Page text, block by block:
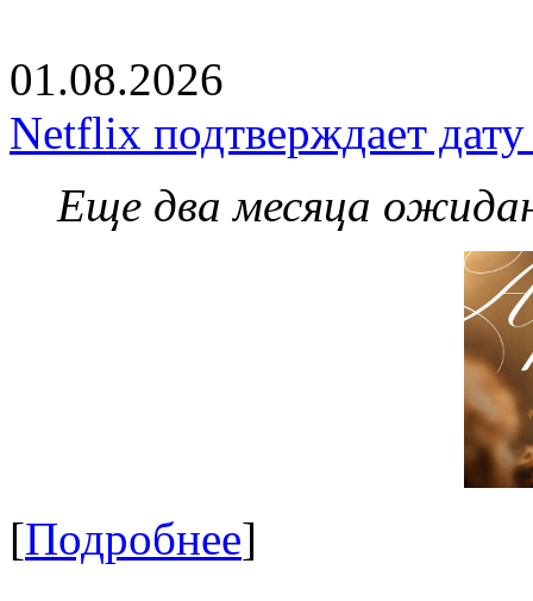
01.08.2026
Netflix подтверждает
Еще два месяца
[Подробнее]